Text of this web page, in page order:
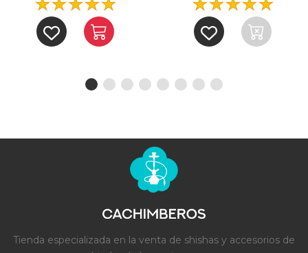
Tienda especializada en la venta de shishas y accesorios de